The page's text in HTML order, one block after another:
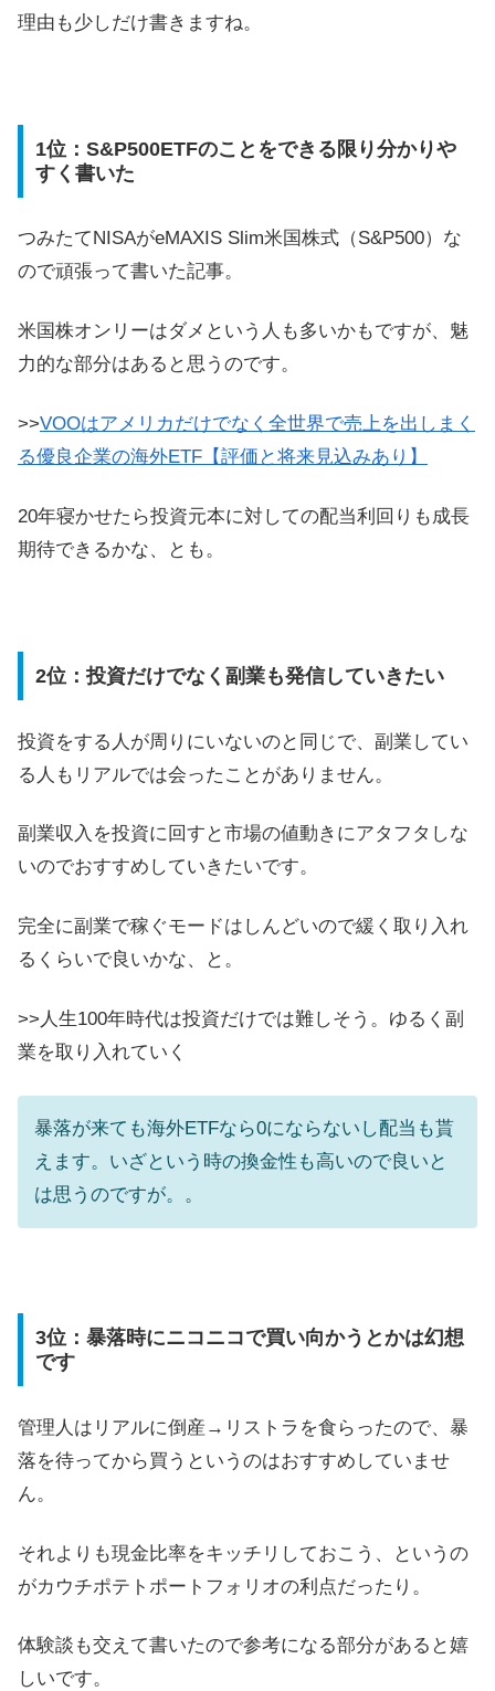
理由も少しだけ書きますね。
1位：S&P500ETFのことをできる限り分かりや
すく書いた
つみたてNISAがeMAXIS Slim米国株式（S&P500）な
ので頑張って書いた記事。
米国株オンリーはダメという人も多いかもですが、魅
力的な部分はあると思うのです。
>>VOOはアメリカだけでなく全世界で売上を出しまく
る優良企業の海外ETF【評価と将来見込みあり】
20年寝かせたら投資元本に対しての配当利回りも成長
期待できるかな、とも。
2位：投資だけでなく副業も発信していきたい
投資をする人が周りにいないのと同じで、副業してい
る人もリアルでは会ったことがありません。
副業収入を投資に回すと市場の値動きにアタフタしな
いのでおすすめしていきたいです。
完全に副業で稼ぐモードはしんどいので緩く取り入れ
るくらいで良いかな、と。
>>人生100年時代は投資だけでは難しそう。ゆるく副
業を取り入れていく
暴落が来ても海外ETFなら0にならないし配当も貰
えます。いざという時の換金性も高いので良いと
は思うのですが。。
3位：暴落時にニコニコで買い向かうとかは幻想
です
管理人はリアルに倒産→リストラを食らったので、暴
落を待ってから買うというのはおすすめしていませ
ん。
それよりも現金比率をキッチリしておこう、というの
がカウチポテトポートフォリオの利点だったり。
体験談も交えて書いたので参考になる部分があると嬉
しいです。